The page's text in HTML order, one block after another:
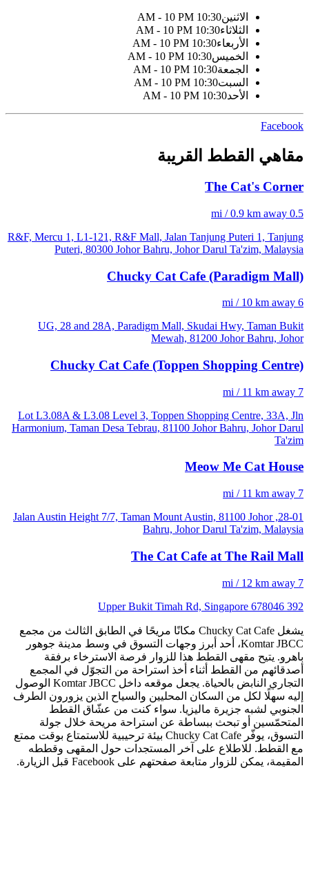
الاثنين10:30 AM - 10 PM
الثلاثاء10:30 AM - 10 PM
الأربعاء10:30 AM - 10 PM
الخميس10:30 AM - 10 PM
الجمعة10:30 AM - 10 PM
السبت10:30 AM - 10 PM
الأحد10:30 AM - 10 PM
Facebook
مقاهي القطط القريبة
The Cat's Corner
0.5 mi / 0.9 km away
R&F, Mercu 1, L1-121, R&F Mall, Jalan Tanjung Puteri 1, Tanjung
Puteri, 80300 Johor Bahru, Johor Darul Ta'zim, Malaysia
Chucky Cat Cafe (Paradigm Mall)
6 mi / 10 km away
UG, 28 and 28A, Paradigm Mall, Skudai Hwy, Taman Bukit
Mewah, 81200 Johor Bahru, Johor
Chucky Cat Cafe (Toppen Shopping Centre)
7 mi / 11 km away
Lot L3.08A & L3.08 Level 3, Toppen Shopping Centre, 33A, Jln
Harmonium, Taman Desa Tebrau, 81100 Johor Bahru, Johor Darul
Ta'zim
Meow Me Cat House
7 mi / 11 km away
28-01, Jalan Austin Height 7/7, Taman Mount Austin, 81100 Johor
Bahru, Johor Darul Ta'zim, Malaysia
The Cat Cafe at The Rail Mall
7 mi / 12 km away
392 Upper Bukit Timah Rd, Singapore 678046
يشغل Chucky Cat Cafe مكانًا مريحًا في الطابق الثالث من مجمع
Komtar JBCC، أحد أبرز وجهات التسوق في وسط مدينة جوهور
باهرو. يتيح مقهى القطط هذا للزوار فرصة الاسترخاء برفقة
أصدقائهم من القطط أثناء أخذ استراحة من التجوّل في المجمع
التجاري النابض بالحياة. يجعل موقعه داخل Komtar JBCC الوصول
إليه سهلًا لكل من السكان المحليين والسياح الذين يزورون الطرف
الجنوبي لشبه جزيرة ماليزيا. سواء كنت من عشّاق القطط
المتحمّسين أو تبحث ببساطة عن استراحة مريحة خلال جولة
التسوق، يوفّر Chucky Cat Cafe بيئة ترحيبية للاستمتاع بوقت ممتع
مع القطط. للاطلاع على آخر المستجدات حول المقهى وقططه
المقيمة، يمكن للزوار متابعة صفحتهم على Facebook قبل الزيارة.